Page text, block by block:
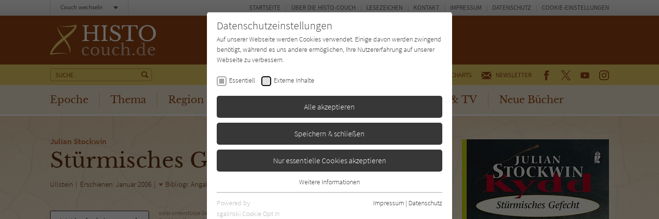
CHARTS NEWSLETTER FACEBOOKTWITTERYOUTUBEINSTAGRAM
Epoche Thema Region Buchtyp Autor*in Magazin Kino & TV Neue Bücher
STARTSEITE ÜBER DIE HISTO-COUCH LESEZEICHEN KONTAKT IMPRESSUM DATENSCHUTZ COOKIE-EINSTELLUNGEN
Couch wechseln
Julian Stockwin
Stürmisches Gefecht
Ullstein Erschienen: Januar 2006 Bibliogr. Angaben
oder unterstütze Deinen
Datenschutzeinstellungen
Auf unserer Webseite werden Cookies verwendet. Einige davon werden zwingend
benötigt, während es uns andere ermöglichen, Ihre Nutzererfahrung auf unserer
Webseite zu verbessern.
Essentiell Externe Inhalte
Alle akzeptieren
Speichern & schließen
Nur essentielle Cookies akzeptieren
Essentielle Cookies werden für grundlegende Funktionen der Webseite
benötigt. Dadurch ist gewährleistet, dass die Webseite einwandfrei
Weitere Informationen
Powered by
sgalinski Cookie Opt In
Impressum | Datenschutz